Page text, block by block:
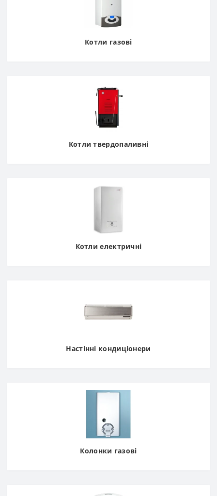
Котли газові
Котли твердопаливні
Котли електричні
Настінні кондиціонери
Колонки газові